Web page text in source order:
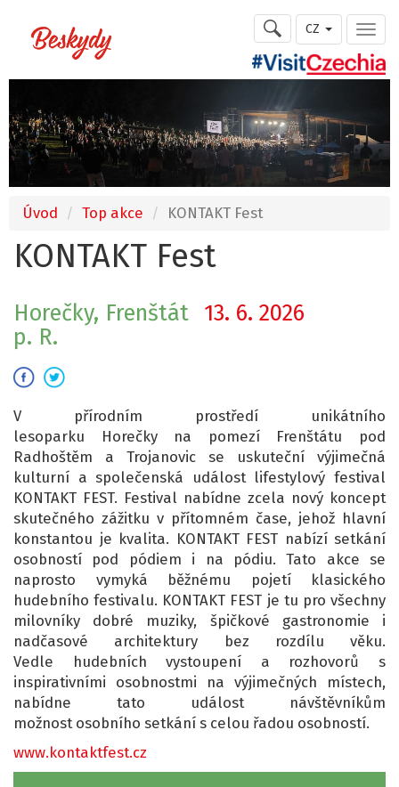
CZ
Úvod Top akce KONTAKT Fest
KONTAKT Fest
Horečky, Frenštát
p. R.
13. 6. 2026
V přírodním prostředí unikátního
lesoparku Horečky na pomezí Frenštátu pod
Radhoštěm a Trojanovic se uskuteční výjimečná
kulturní a společenská událost lifestylový festival
KONTAKT FEST. Festival nabídne zcela nový koncept
skutečného zážitku v přítomném čase, jehož hlavní
konstantou je kvalita. KONTAKT FEST nabízí setkání
osobností pod pódiem i na pódiu. Tato akce se
naprosto vymyká běžnému pojetí klasického
hudebního festivalu. KONTAKT FEST je tu pro všechny
milovníky dobré muziky, špičkové gastronomie i
nadčasové architektury bez rozdílu věku.
Vedle hudebních vystoupení a rozhovorů s
inspirativními osobnostmi na výjimečných místech,
nabídne tato událost návštěvníkům
možnost osobního setkání s celou řadou osobností.
www.kontaktfest.cz